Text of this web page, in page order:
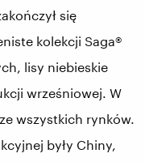
się
kolekcji Saga®
lisy niebieskie
wrześniowej. W
wszystkich rynków.
były Chiny,